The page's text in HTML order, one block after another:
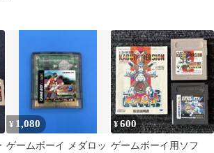
¥ 1,080
ゲームボーイ メダロッ
¥600
ゲームボーイ用ソフ